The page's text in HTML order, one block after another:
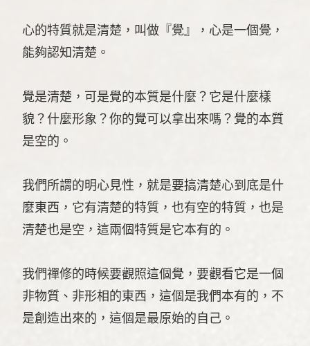
心的特質就是清楚，叫做『覺』，心是一個覺，
能夠認知清楚。
覺是清楚，可是覺的本質是什麼？它是什麼樣
貌？什麼形象？你的覺可以拿出來嗎？覺的本質
是空的。
我們所謂的明心見性，就是要搞清楚心到底是什
麼東西，它有清楚的特質，也有空的特質，也是
清楚也是空，這兩個特質是它本有的。
我們禪修的時候要觀照這個覺，要觀看它是一個
非物質、非形相的東西，這個是我們本有的，不
是創造出來的，這個是最原始的自己。